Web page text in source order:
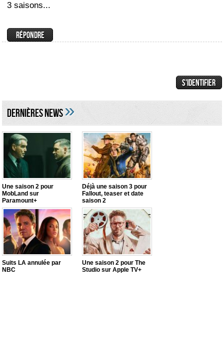
3 saisons...
DERNIÈRES NEWS»
Une saison 2 pour
MobLand sur
Paramount+
Déjà une saison 3 pour
Fallout, teaser et date
saison 2
Suits LA annulée par
NBC
Une saison 2 pour The
Studio sur Apple TV+